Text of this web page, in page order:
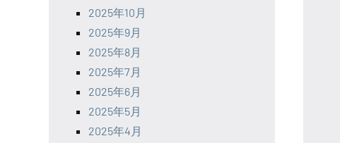
2025年10月
2025年9月
2025年8月
2025年7月
2025年6月
2025年5月
2025年4月